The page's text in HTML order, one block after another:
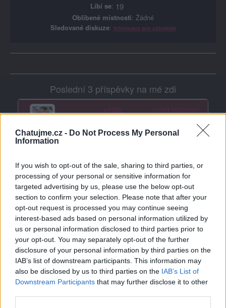
Chatujme.cz - Do Not Process My Personal
Information
If you wish to opt-out of the sale, sharing to third parties, or
processing of your personal or sensitive information for
targeted advertising by us, please use the below opt-out
section to confirm your selection. Please note that after your
opt-out request is processed you may continue seeing
interest-based ads based on personal information utilized by
us or personal information disclosed to third parties prior to
your opt-out. You may separately opt-out of the further
disclosure of your personal information by third parties on the
IAB’s list of downstream participants. This information may
also be disclosed by us to third parties on the IAB’s List of
Downstream Participants that may further disclose it to other
Líbí se: 19
Oblibené místnosti: Žádné
Sledované diskuze: Informace pro uživatele
Poslední 3 příspěvky na mé zdi
anasik59
(před 2 hodinami)
EVIČKO AHOJ, PŘEJI TI HEZKOU
NEDĚLI